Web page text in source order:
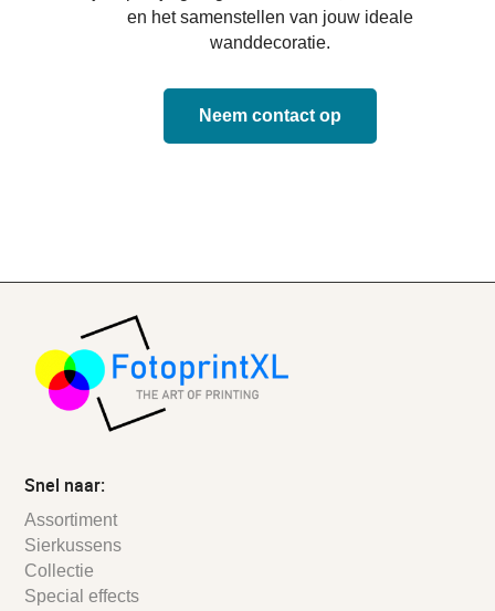
en het samenstellen van jouw ideale
wanddecoratie.
Neem contact op
Snel naar:
Assortiment
Sierkussens
Collectie
Special effects